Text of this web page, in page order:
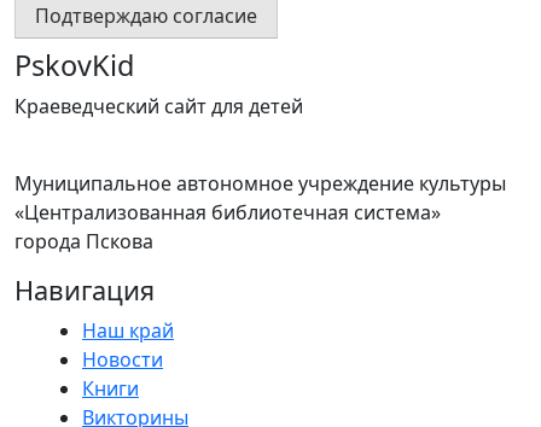
Подтверждаю согласие
PskovKid
Краеведческий сайт для детей
Муниципальное автономное учреждение культуры
«Централизованная библиотечная система»
города Пскова
Навигация
Наш край
Новости
Книги
Викторины